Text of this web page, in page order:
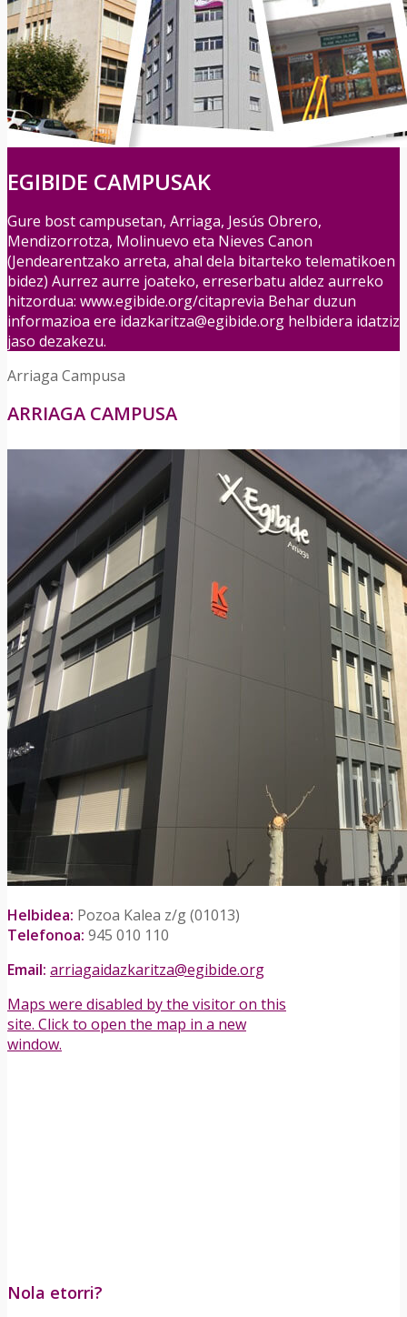
EGIBIDE CAMPUSAK
Gure bost campusetan, Arriaga, Jesús Obrero,
Mendizorrotza, Molinuevo eta Nieves Canon
(Jendearentzako arreta, ahal dela bitarteko telematikoen
bidez) Aurrez aurre joateko, erreserbatu aldez aurreko
hitzordua: www.egibide.org/citaprevia Behar duzun
informazioa ere idazkaritza@egibide.org helbidera idatziz
jaso dezakezu.
Arriaga Campusa
ARRIAGA CAMPUSA
Helbidea: Pozoa Kalea z/g (01013)
Telefonoa: 945 010 110
Email: arriagaidazkaritza@egibide.org
Maps were disabled by the visitor on this
site. Click to open the map in a new
window.
Nola etorri?